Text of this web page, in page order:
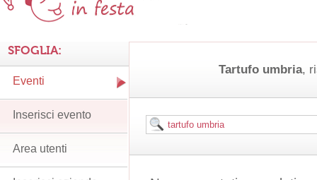
Tartufo umbria,
SFOGLIA:
Eventi
Inserisci evento
Area utenti